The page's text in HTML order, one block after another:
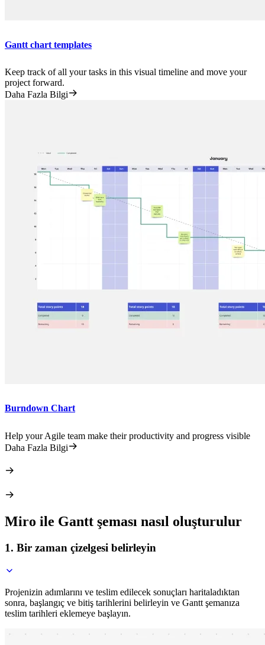
Gantt chart templates
Keep track of all your tasks in this visual timeline and move your
project forward.
Daha Fazla Bilgi
Burndown Chart
Help your Agile team make their productivity and progress visible
Daha Fazla Bilgi
Miro ile Gantt şeması nasıl oluşturulur
1. Bir zaman çizelgesi belirleyin
Projenizin adımlarını ve teslim edilecek sonuçları haritaladıktan
sonra, başlangıç ve bitiş tarihlerini belirleyin ve Gantt şemanıza
teslim tarihleri eklemeye başlayın.